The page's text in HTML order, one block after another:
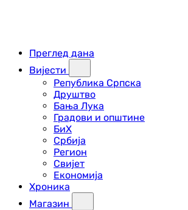
Преглед дана
Вијести
Република Српска
Друштво
Бања Лука
Градови и општине
БиХ
Србија
Регион
Свијет
Економија
Хроника
Магазин